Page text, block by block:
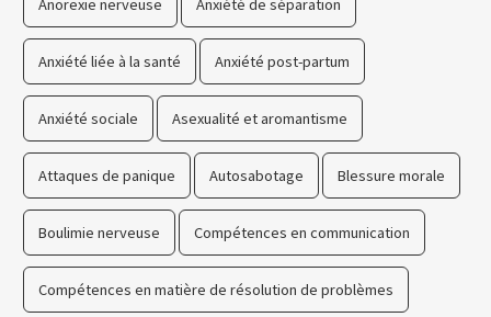
Anorexie nerveuse Anxiété de séparation
Anxiété liée à la santé Anxiété post-partum
Anxiété sociale Asexualité et aromantisme
Attaques de panique Autosabotage Blessure morale
Boulimie nerveuse Compétences en communication
Compétences en matière de résolution de problèmes